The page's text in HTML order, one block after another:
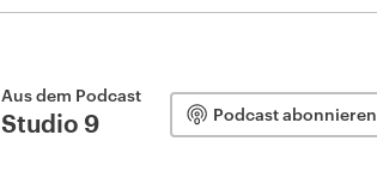
Aus dem Podcast
Studio 9 Podcast abonnieren